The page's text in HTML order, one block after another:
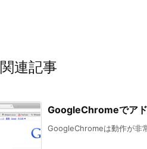
関連記事
GoogleChromeでアド
GoogleChromeは動作が非